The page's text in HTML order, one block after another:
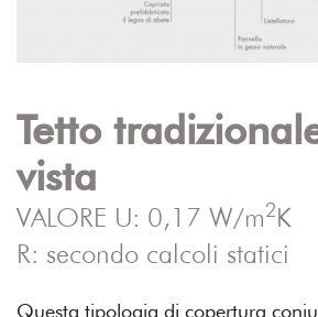
Tetto
vista
VALORE U: 0,17 W/m2K
R: secondo calcoli statici
Questa tipologia di copertura